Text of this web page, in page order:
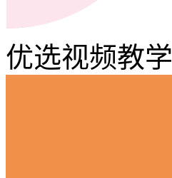
优选视频教学